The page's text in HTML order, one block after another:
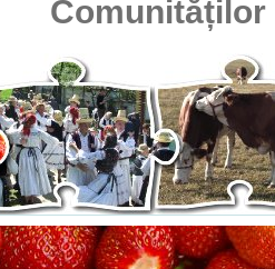
Comunităților